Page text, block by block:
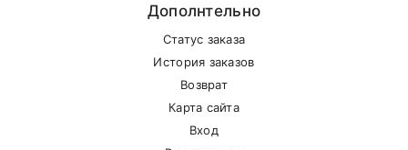
Дополнтельно
Статус заказа
История заказов
Возврат
Карта сайта
Вход